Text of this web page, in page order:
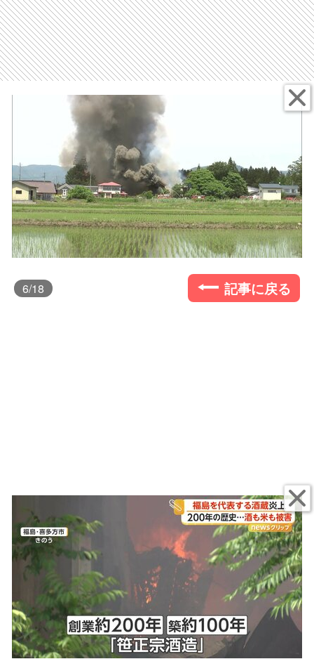
6/18 記事に戻る